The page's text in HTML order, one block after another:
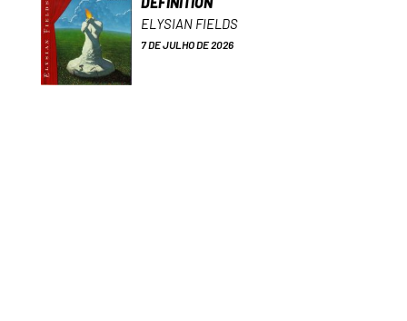
ELYSIAN FIELDS
7 DE JULHO DE 2026